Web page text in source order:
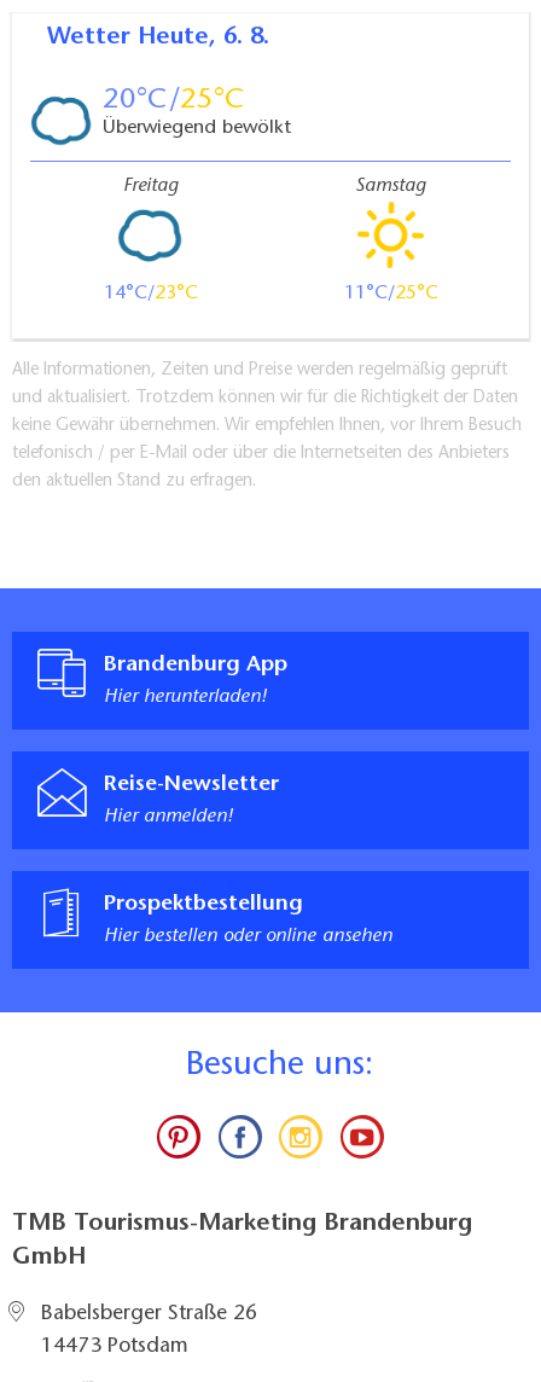
Wetter Heute, 6. 8.
20 25
Überwiegend bewölkt
Freitag
14 23
Samstag
11 25
Alle Informationen, Zeiten und Preise werden regelmäßig geprüft
und aktualisiert. Trotzdem können wir für die Richtigkeit der Daten
keine Gewähr übernehmen. Wir empfehlen Ihnen, vor Ihrem Besuch
telefonisch / per E-Mail oder über die Internetseiten des Anbieters
den aktuellen Stand zu erfragen.
Brandenburg App
Hier herunterladen!
Reise-Newsletter
Hier anmelden!
Prospektbestellung
Hier bestellen oder online ansehen
Besuche uns:
TMB Tourismus-Marketing Brandenburg
GmbH
Babelsberger Straße 26
14473 Potsdam